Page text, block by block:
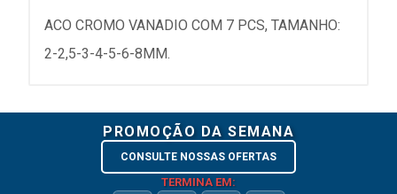
ACO CROMO VANADIO COM 7 PCS, TAMANHO:
2-2,5-3-4-5-6-8MM.
PROMOÇÃO DA SEMANA
CONSULTE NOSSAS OFERTAS
TERMINA EM: